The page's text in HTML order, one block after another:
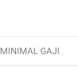
MINIMAL GAJI